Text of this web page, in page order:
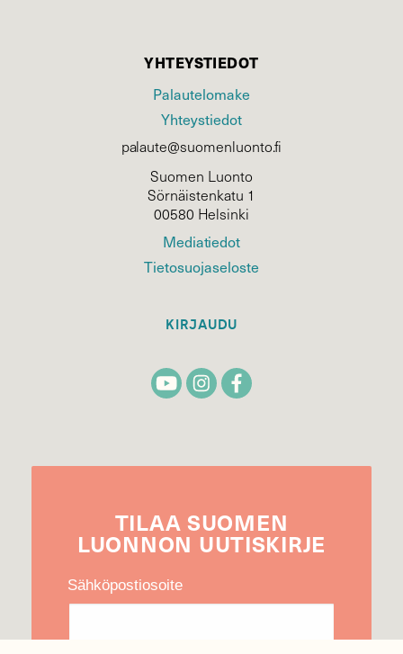
YHTEYSTIEDOT
Palautelomake
Yhteystiedot
palaute@suomenluonto.fi
Suomen Luonto
Sörnäistenkatu 1
00580 Helsinki
Mediatiedot
Tietosuojaseloste
KIRJAUDU
TILAA SUOMEN
LUONNON UUTIS­KIRJE
Sähköpostiosoite